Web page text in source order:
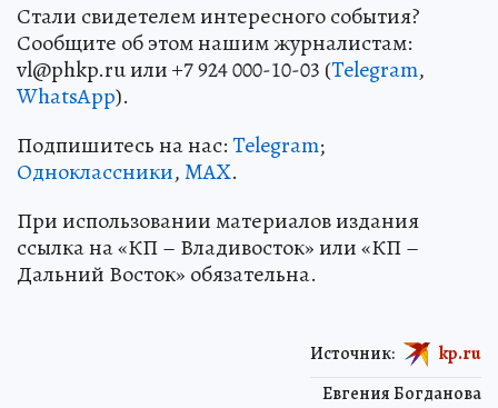
Стали свидетелем интересного события?
Сообщите об этом нашим журналистам:
vl@phkp.ru или +7 924 000-10-03 (Telegram,
WhatsApp).
Подпишитесь на нас:Telegram;
Одноклассники,MAX.
При использовании материалов издания
ссылка на «КП – Владивосток» или «КП –
Дальний Восток» обязательна.
Евгения Богданова
Источник: kp.ru